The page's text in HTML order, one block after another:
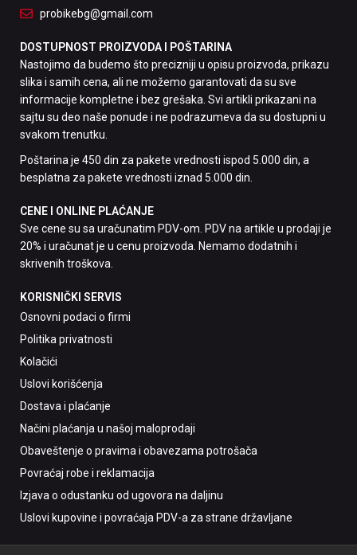
probikebg@gmail.com
DOSTUPNOST PROIZVODA I POŠTARINA
Nastojimo da budemo što precizniji u opisu proizvoda, prikazu
slika i samih cena, ali ne možemo garantovati da su sve
informacije kompletne i bez grešaka. Svi artikli prikazani na
sajtu su deo naše ponude i ne podrazumeva da su dostupni u
svakom trenutku.
Poštarina je 450 din za pakete vrednosti ispod 5.000 din, a
besplatna za pakete vrednosti iznad 5.000 din.
CENE I ONLINE PLAĆANJE
Sve cene su sa uračunatim PDV-om. PDV na artikle u prodaji je
20% i uračunat je u cenu proizvoda. Nemamo dodatnih i
skrivenih troškova.
KORISNIČKI SERVIS
Osnovni podaci o firmi
Politika privatnosti
Kolačići
Uslovi korišćenja
Dostava i plaćanje
Načini plaćanja u našoj maloprodaji
Obaveštenje o pravima i obavezama potrošača
Povraćaj robe i reklamacija
Izjava o odustanku od ugovora na daljinu
Uslovi kupovine i povraćaja PDV-a za strane državljane